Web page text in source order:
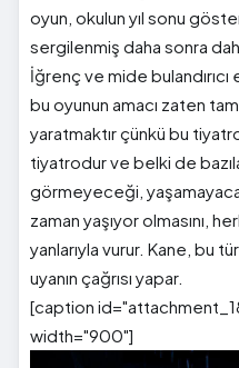
oyun, okulun yıl sonu
sergilenmiş daha sonra
İğrenç ve mide
bu oyunun amacı zaten
yaratmaktır çünkü bu
tiyatrodur ve belki de
görmeyeceği,
zaman yaşıyor olmasını,
yanlarıyla vurur. Kane, bu
uyanın çağrısı yapar.
[caption
width="900"]